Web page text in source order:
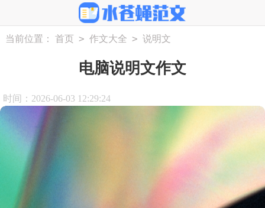
当前位置： 首页 > 作文大全 > 说明文
电脑说明文作文
时间：2026-06-03 12:29:24